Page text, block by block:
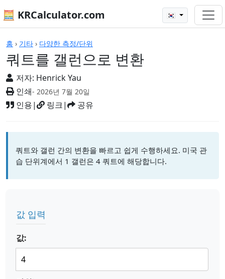
🧮 KRCalculator.com 🇰🇷
홈 › 기타 › 다양한 측정/단위
쿼트를 갤런으로 변환
저자: Henrick Yau
인쇄- 2026년 7월 20일
인용| 링크| 공유
계산기
쿼트와 갤런 간의 변환을 빠르고 쉽게 수행하세요. 미국 관
습 단위계에서 1 갤런은 4 쿼트에 해당합니다.
값 입력
값: